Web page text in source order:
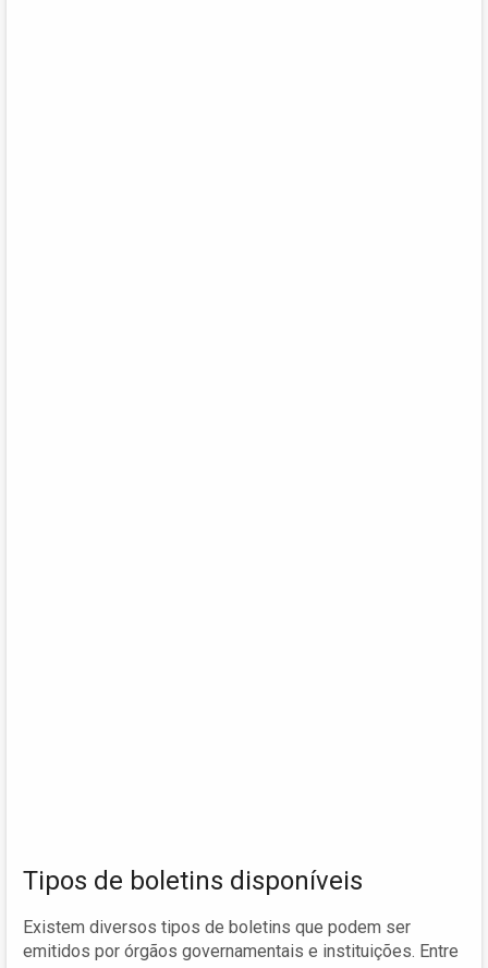
Tipos de boletins disponíveis
Existem diversos tipos de boletins que podem ser
emitidos por órgãos governamentais e instituições. Entre